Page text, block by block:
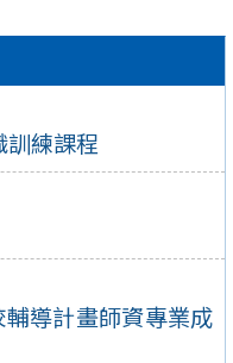
練課程
導計畫師資專業成